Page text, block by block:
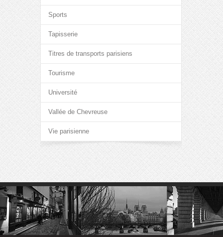
Sports
Tapisserie
Titres de transports parisiens
Tourisme
Université
Vallée de Chevreuse
Vie parisienne